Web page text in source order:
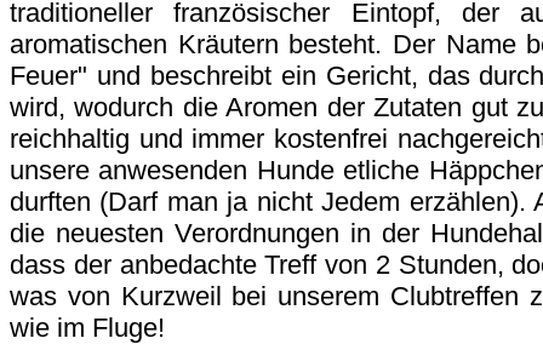
traditioneller französischer Eintopf, der
aromatischen Kräutern besteht. Der Name
Feuer" und beschreibt ein Gericht, das
wird, wodurch die Aromen der Zutaten gut
reichhaltig und immer kostenfrei
unsere anwesenden Hunde etliche
durften (Darf man ja nicht Jedem erzählen).
die neuesten Verordnungen in der
dass der anbedachte Treff von 2 Stunden,
was von Kurzweil bei unserem Clubtreffen
wie im Fluge!